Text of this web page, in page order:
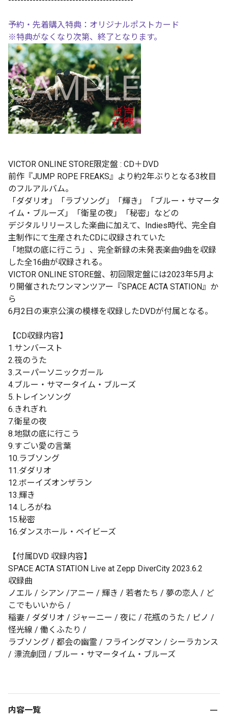
予約・先着購入特典：オリジナルポストカード
※特典がなくなり次第、終了となります。
VICTOR ONLINE STORE限定盤 : CD＋DVD
前作『JUMP ROPE FREAKS』より約2年ぶりとなる3枚目
のフルアルバム。
「ダダリオ」「ラブソング」「輝き」「ブルー・サマータ
イム・ブルーズ」「衛星の夜」「秘密」などの
デジタルリリースした楽曲に加えて、Indies時代、完全自
主制作にて生産されたCDに収録されていた
「地獄の底に行こう」、完全新録の未発表楽曲9曲を収録
した全16曲が収録される。
VICTOR ONLINE STORE盤、初回限定盤には2023年5月よ
り開催されたワンマンツアー『SPACE ACTA STATION』か
ら
6月2日の東京公演の模様を収録したDVDが付属となる。
【CD収録内容】
1.サンバースト
2.筏のうた
3.スーパーソニックガール
4.ブルー・サマータイム・ブルーズ
5.トレインソング
6.きれぎれ
7.衛星の夜
8.地獄の底に行こう
9.すごい愛の言葉
10.ラブソング
11.ダダリオ
12.ボーイズオンザラン
13.輝き
14.しろがね
15.秘密
16.ダンスホール・ベイビーズ
【付属DVD 収録内容】
SPACE ACTA STATION Live at Zepp DiverCity 2023.6.2
収録曲
ノエル / シアン /アニー / 輝き / 若者たち / 夢の恋人 / ど
こでもいいから /
稲妻 / ダダリオ / ジャーニー / 夜に / 花瓶のうた / ピノ /
怪光線 / 働くふたり /
ラブソング / 都会の幽霊 / フライングマン / シーラカンス
/ 漂流劇団 / ブルー・サマータイム・ブルーズ
内容一覧